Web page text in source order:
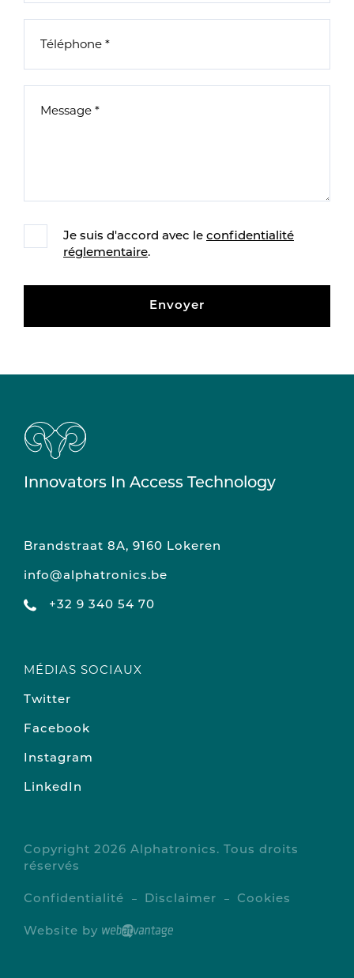
Je suis d'accord avec le confidentialité
réglementaire.
Envoyer
Innovators In Access Technology
Brandstraat 8A, 9160 Lokeren
info@alphatronics.be
+32 9 340 54 70
MÉDIAS SOCIAUX
Twitter
Facebook
Instagram
LinkedIn
Copyright 2026 Alphatronics. Tous droits
réservés
Confidentialité Disclaimer Cookies
Website by